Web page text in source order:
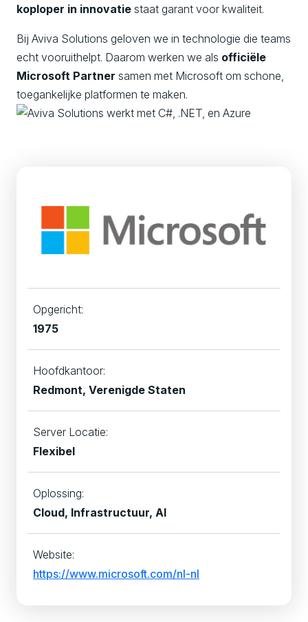
koploper in innovatie staat garant voor kwaliteit.
Bij Aviva Solutions geloven we in technologie die teams
echt vooruithelpt. Daarom werken we als officiële
Microsoft Partner samen met Microsoft om schone,
toegankelijke platformen te maken.
Opgericht:
1975
Hoofdkantoor:
Redmont, Verenigde Staten
Server Locatie:
Flexibel
Oplossing:
Cloud, Infrastructuur, AI
Website:
https://www.microsoft.com/nl-nl